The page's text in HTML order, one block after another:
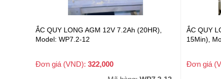
ẮC QUY LONG AGM 12V 7.2Ah (20HR),
Model: WP7.2-12
Đơn giá (VND): 322,000
ẮC QUY
15Min),
Đơn giá